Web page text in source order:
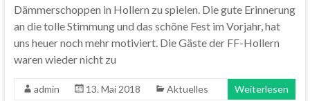
Dämmerschoppen in Hollern zu spielen. Die gute Erinnerung
an die tolle Stimmung und das schöne Fest im Vorjahr, hat
uns heuer noch mehr motiviert. Die Gäste der FF-Hollern
waren wieder nicht zu
admin 13. Mai 2018 Aktuelles Weiterlesen